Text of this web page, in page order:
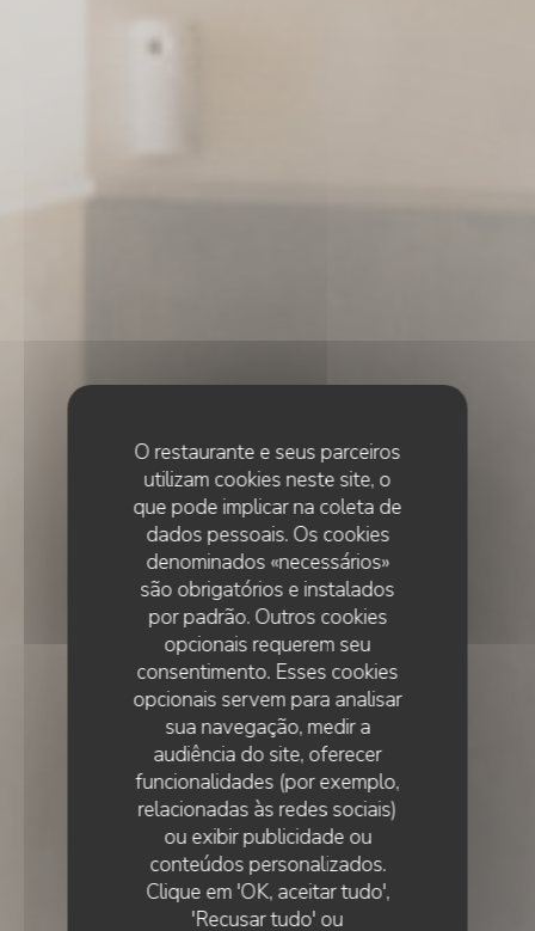
O restaurante e seus parceiros
utilizam cookies neste site, o
que pode implicar na coleta de
dados pessoais. Os cookies
denominados «necessários»
são obrigatórios e instalados
por padrão. Outros cookies
opcionais requerem seu
consentimento. Esses cookies
opcionais servem para analisar
sua navegação, medir a
audiência do site, oferecer
funcionalidades (por exemplo,
relacionadas às redes sociais)
ou exibir publicidade ou
conteúdos personalizados.
Clique em 'OK, aceitar tudo',
'Recusar tudo' ou
• LISBOA